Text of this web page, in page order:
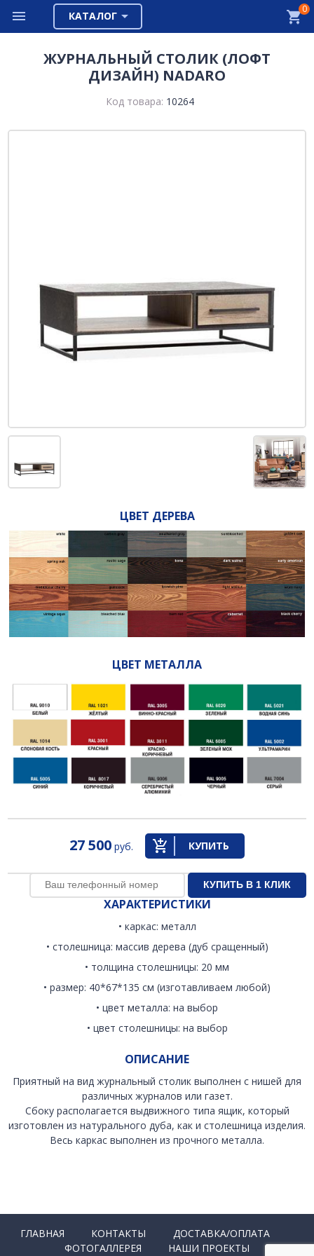
КАТАЛОГ
0
ЖУРНАЛЬНЫЙ СТОЛИК (ЛОФТ
ДИЗАЙН) NADARO
Код товара: 10264
ЦВЕТ ДЕРЕВА
ЦВЕТ МЕТАЛЛА
27 500 руб. КУПИТЬ
ХАРАКТЕРИСТИКИ
• каркас: металл
• столешница: массив дерева (дуб сращенный)
• толщина столешницы: 20 мм
• размер: 40*67*135 см (изготавливаем любой)
• цвет металла: на выбор
• цвет столешницы: на выбор
ОПИСАНИЕ
Приятный на вид журнальный столик выполнен с нишей для
различных журналов или газет.
Сбоку располагается выдвижного типа ящик, который
изготовлен из натурального дуба, как и столешница изделия.
Весь каркас выполнен из прочного металла.
ГЛАВНАЯ КОНТАКТЫ
ДОСТАВКА/ОПЛАТА
ФОТОГАЛЛЕРЕЯ
НАШИ ПРОЕКТЫ